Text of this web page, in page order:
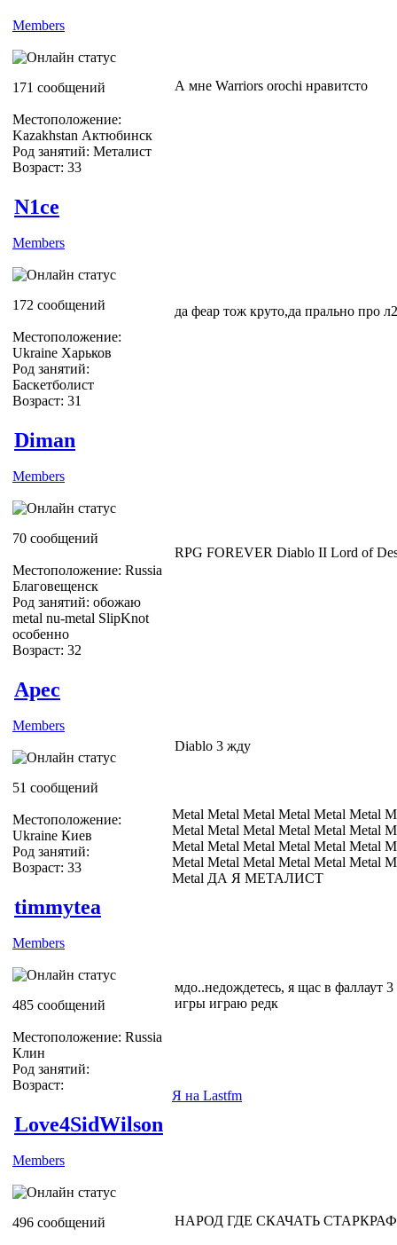
Members
171 сообщений
Местоположение:
Kazakhstan Актюбинск
Род занятий: Металист
Возраст: 33
А мне Warriors orochi нравитсто
N1ce
Members
172 сообщений
Местоположение:
Ukraine Харьков
Род занятий:
Баскетболист
Возраст: 31
да феар тож круто,да прально про
Diman
Members
70 сообщений
Местоположение: Russia
Благовещенск
Род занятий: обожаю
metal nu-metal SlipKnot
особенно
Возраст: 32
RPG FOREVER Diablo II Lord of
Apec
Members
51 сообщений
Местоположение:
Ukraine Киев
Род занятий:
Возраст: 33
Diablo 3 жду
Metal Metal Metal Metal Metal Metal
Metal Metal Metal Metal Metal Metal
Metal Metal Metal Metal Metal Metal
Metal Metal Metal Metal Metal Metal
Metal ДА Я МЕТАЛИСТ
timmytea
Members
485 сообщений
Местоположение: Russia
Клин
Род занятий:
Возраст:
мдо..недождетесь, я щас в фаллаут
игры играю редк
Я на Lastfm
Love4SidWilson
Members
496 сообщений НАРОД ГДЕ СКАЧАТЬ